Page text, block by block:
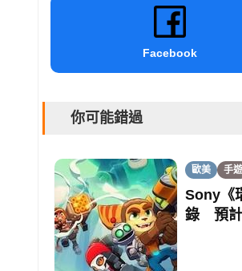
Facebook
你可能錯過
歐美 手遊
Sony《
錄 預計